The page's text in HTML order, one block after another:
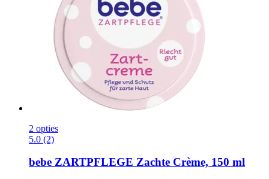
2 opties
5.0 (2)
bebe ZARTPFLEGE Zachte Crème, 150 ml